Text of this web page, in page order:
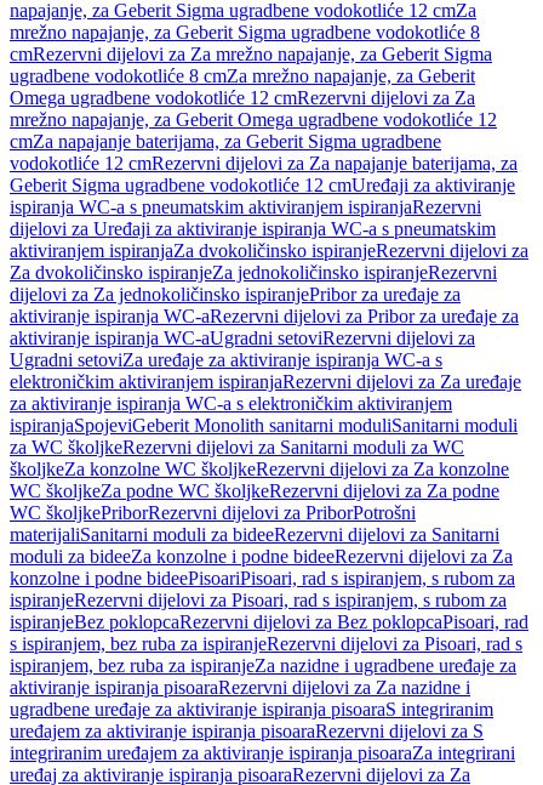
napajanje, za Geberit Sigma ugradbene vodokotliće 12 cmZa
mrežno napajanje, za Geberit Sigma ugradbene vodokotliće 8
cmRezervni dijelovi za Za mrežno napajanje, za Geberit Sigma
ugradbene vodokotliće 8 cmZa mrežno napajanje, za Geberit
Omega ugradbene vodokotliće 12 cmRezervni dijelovi za Za
mrežno napajanje, za Geberit Omega ugradbene vodokotliće 12
cmZa napajanje baterijama, za Geberit Sigma ugradbene
vodokotliće 12 cmRezervni dijelovi za Za napajanje baterijama, za
Geberit Sigma ugradbene vodokotliće 12 cmUređaji za aktiviranje
ispiranja WC-a s pneumatskim aktiviranjem ispiranjaRezervni
dijelovi za Uređaji za aktiviranje ispiranja WC-a s pneumatskim
aktiviranjem ispiranjaZa dvokoličinsko ispiranjeRezervni dijelovi za
Za dvokoličinsko ispiranjeZa jednokoličinsko ispiranjeRezervni
dijelovi za Za jednokoličinsko ispiranjePribor za uređaje za
aktiviranje ispiranja WC-aRezervni dijelovi za Pribor za uređaje za
aktiviranje ispiranja WC-aUgradni setoviRezervni dijelovi za
Ugradni setoviZa uređaje za aktiviranje ispiranja WC-a s
elektroničkim aktiviranjem ispiranjaRezervni dijelovi za Za uređaje
za aktiviranje ispiranja WC-a s elektroničkim aktiviranjem
ispiranjaSpojeviGeberit Monolith sanitarni moduliSanitarni moduli
za WC školjkeRezervni dijelovi za Sanitarni moduli za WC
školjkeZa konzolne WC školjkeRezervni dijelovi za Za konzolne
WC školjkeZa podne WC školjkeRezervni dijelovi za Za podne
WC školjkePriborRezervni dijelovi za PriborPotrošni
materijaliSanitarni moduli za bideeRezervni dijelovi za Sanitarni
moduli za bideeZa konzolne i podne bideeRezervni dijelovi za Za
konzolne i podne bideePisoariPisoari, rad s ispiranjem, s rubom za
ispiranjeRezervni dijelovi za Pisoari, rad s ispiranjem, s rubom za
ispiranjeBez poklopcaRezervni dijelovi za Bez poklopcaPisoari, rad
s ispiranjem, bez ruba za ispiranjeRezervni dijelovi za Pisoari, rad s
ispiranjem, bez ruba za ispiranjeZa nazidne i ugradbene uređaje za
aktiviranje ispiranja pisoaraRezervni dijelovi za Za nazidne i
ugradbene uređaje za aktiviranje ispiranja pisoaraS integriranim
uređajem za aktiviranje ispiranja pisoaraRezervni dijelovi za S
integriranim uređajem za aktiviranje ispiranja pisoaraZa integrirani
uređaj za aktiviranje ispiranja pisoaraRezervni dijelovi za Za